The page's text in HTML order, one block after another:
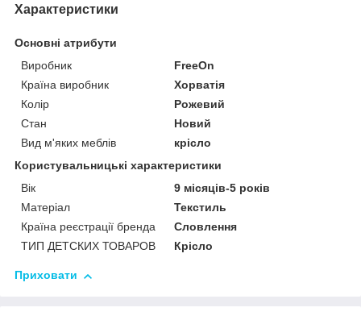
Характеристики
Основні атрибути
Виробник
FreeOn
Країна виробник
Хорватія
Колір
Рожевий
Стан
Новий
Вид м'яких меблів
крісло
Користувальницькі характеристики
Вік
9 місяців-5 років
Матеріал
Текстиль
Країна реєстрації бренда
Словлення
ТИП ДЕТСКИХ ТОВАРОВ
Крісло
Приховати